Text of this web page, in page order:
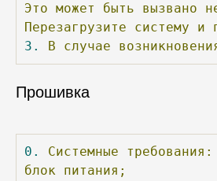
Это может быть вызвано
Перезагрузите
систему и
3.
В случае
Прошивка
0. Системные
требования:
блок питания;